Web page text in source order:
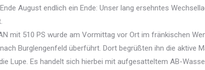
August endlich ein Ende: Unser lang ersehntes
mit 510 PS wurde am Vormittag vor Ort im fränkischen
Burglengenfeld überführt. Dort begrüßten ihn die aktive
Lupe. Es handelt sich hierbei mit aufgesatteltem AB-